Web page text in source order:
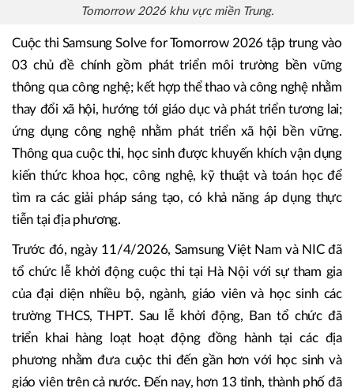
Tomorrow 2026 khu vực miền Trung.
Cuộc thi Samsung Solve for Tomorrow 2026 tập trung vào
03 chủ đề chính gồm phát triển môi trường bền vững
thông qua công nghệ; kết hợp thể thao và công nghệ nhằm
thay đổi xã hội, hướng tới giáo dục và phát triển tương lai;
ứng dụng công nghệ nhằm phát triển xã hội bền vững.
Thông qua cuộc thi, học sinh được khuyến khích vận dụng
kiến thức khoa học, công nghệ, kỹ thuật và toán học để
tìm ra các giải pháp sáng tạo, có khả năng áp dụng thực
tiễn tại địa phương.
Trước đó, ngày 11/4/2026, Samsung Việt Nam và NIC đã
tổ chức lễ khởi động cuộc thi tại Hà Nội với sự tham gia
của đại diện nhiều bộ, ngành, giáo viên và học sinh các
trường THCS, THPT. Sau lễ khởi động, Ban tổ chức đã
triển khai hàng loạt hoạt động đồng hành tại các địa
phương nhằm đưa cuộc thi đến gần hơn với học sinh và
giáo viên trên cả nước. Đến nay, hơn 13 tỉnh, thành phố đã